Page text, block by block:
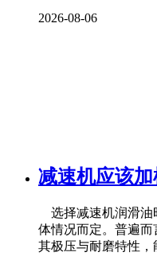
2026-08-06
减速机应该
选择减速机润滑油
体情况而定。普遍而
其极压与耐磨特性，